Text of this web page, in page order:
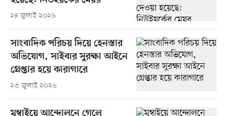
২৪ জুলাই ২০২৬
সাংবাদিক পরিচয় দিয়ে হেনস্তার
অভিযোগ, সাইবার সুরক্ষা আইনে
গ্রেপ্তার হয়ে কারাগারে
২৩ জুলাই ২০২৬